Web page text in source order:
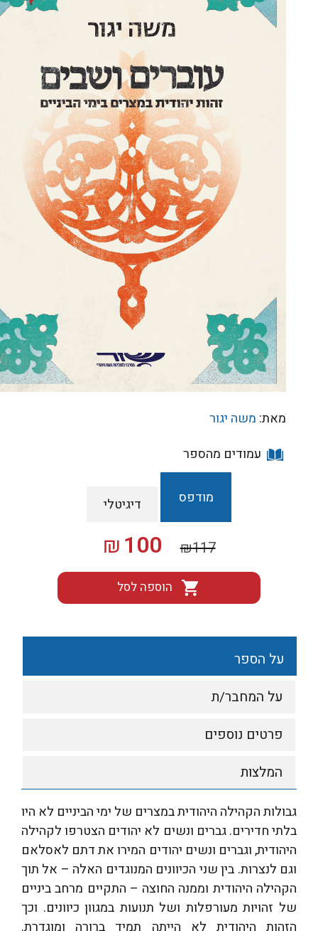
מאת:משה יגור
עמודים מהספר
מודפס דיגיטלי
₪117
המחיר
המקורי
היה:
₪117.
₪100
המחיר
הנוכחי
הוא:
הוספה לסל
על הספר
על המחבר/ת
פרטים נוספים
המלצות
גבולות הקהילה היהודית במצרים של ימי הביניים לא היו
בלתי חדירים. גברים ונשים לא יהודים הצטרפו לקהילה
היהודית, וגברים ונשים יהודים המירו את דתם לאסלאם
וגם לנצרות. בין שני הכיוונים המנוגדים האלה – אל תוך
הקהילה היהודית וממנה החוצה – התקיים מרחב ביניים
של זהויות מעורפלות ושל תנועות במגוון כיוונים. וכך
הזהות היהודית לא הייתה תמיד ברורה ומוגדרת.